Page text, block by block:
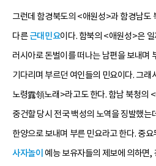
그런데 함경북도의 <애원성>과 함경남도
다른근대민요이다. 함북의 <애원성>은
러시아로 돈벌이를 떠나는 남편을 보내며
기다리며 부르던 여인들의 민요이다. 그
노령露領노래>라고도 한다. 함남 북청의
중건할 당시 전국 백성의 노역을 징발했
한양으로 보내며 부른 민요라고 한다. 중
사자놀이 예능 보유자들의 제보에 의하면,